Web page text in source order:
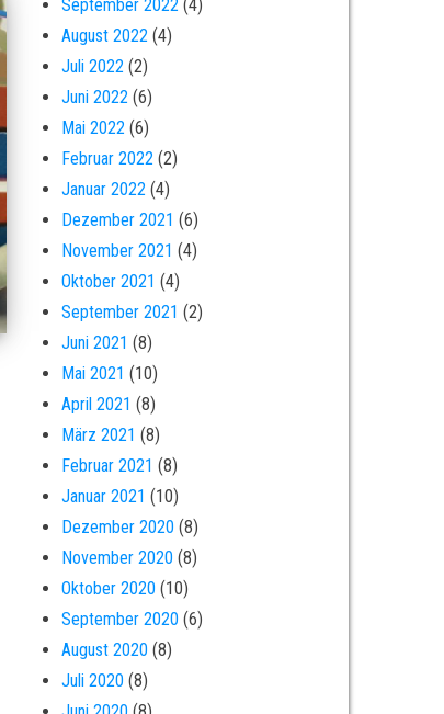
September 2022(4)
August 2022(4)
Juli 2022(2)
Juni 2022(6)
Mai 2022(6)
Februar 2022(2)
Januar 2022(4)
Dezember 2021 (6)
November 2021 (4)
Oktober 2021 (4)
September 2021 (2)
Juni 2021 (8)
Mai 2021 (10)
April 2021 (8)
März 2021 (8)
Februar 2021 (8)
Januar 2021 (10)
Dezember 2020 (8)
November 2020 (8)
Oktober 2020 (10)
September 2020 (6)
August 2020 (8)
Juli 2020 (8)